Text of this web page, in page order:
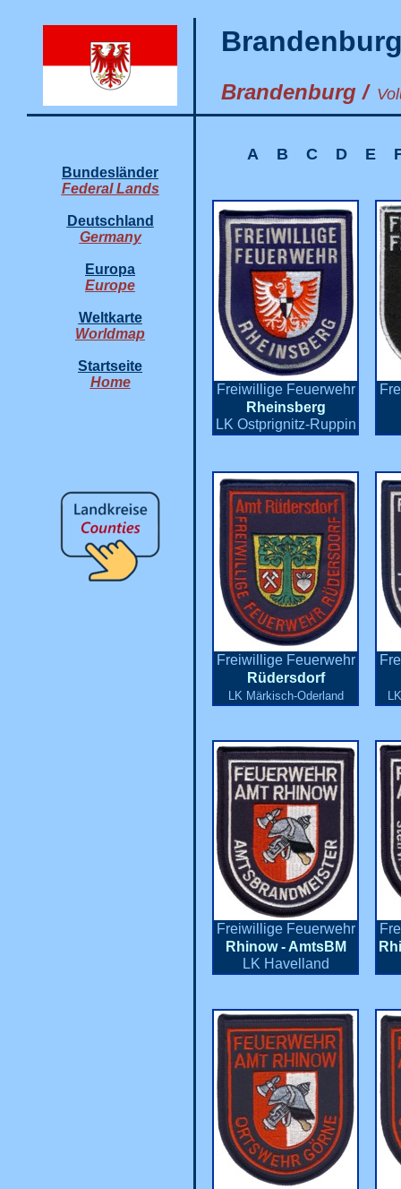
Brandenburg /
Bundesländer
Federal Lands
Deutschland
Germany
Europa
Europe
Weltkarte
Worldmap
Startseite
Home
A B C D E
Freiwillige Feuerwehr
Rheinsberg
LK Ostprignitz-Ruppin
Freiwillige Feuerwehr
Rüdersdorf
LK Märkisch-Oderland
Freiwillige Feuerwehr
Rhinow - AmtsBM
LK Havelland